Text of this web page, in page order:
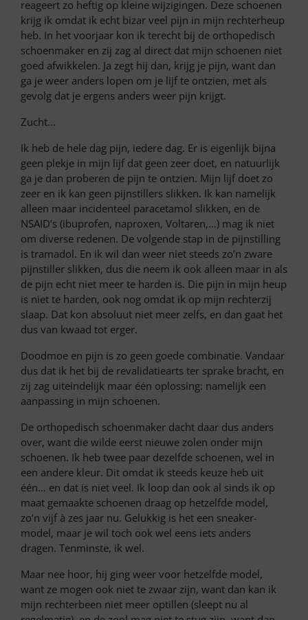
reageert zo heftig op kleine wijzigingen. Deze schoenen
krijg ik omdat ik echt bizar veel pijn in mijn rechterheup
heb. In het voorjaar kon ik terecht bij de orthopedisch
schoenmaker en zij zag al direct dat mijn schoenen niet
goed afwikkelen. Ja zegt hij dan, krijg je pijn, want dan
ga je weer anders lopen om je lijf te ontzien, met als
gevolg dat je ergens anders weer pijn krijgt.
Zucht…
Ik heb de hele dag pijn, iedere dag. Er is eigenlijk bijna
geen plekje in mijn lijf dat geen zeer doet, en natuurlijk
ga je dan proberen de pijn te ontzien. Mijn lijf doet zo
zeer en ik kan geen pijnstillers slikken. Ik kan namelijk
alleen maar incidenteel paracetamol slikken, en de
NSAID’s (ibuprofen, naproxen, Voltaren,…) mag ik niet
om diverse redenen. De volgende stap in de pijnstilling
is tramadol. En ik wil dan weer niet steeds zo’n zware
pijnstiller slikken, dus die neem ik ook alleen maar in als
de pijn echt niet meer te harden is. Die pijn in mijn heup
is niet te harden, ook nog omdat ik op mijn rechterzij
slaap. Dat kon absoluut niet meer zelfs, en dan gaat het
dus van kwaad tot erger.
Doodmoe en pijn is zo geen goede combinatie. Vandaar
dus dat ik het bij de revalidatiearts ter sprake bracht, en
zij zag uiteindelijk maar één oplossing: namelijk een
aanpassing in mijn schoenen.
De orthopedisch schoenmaker dacht daar dus anders
over, want die wilde eerst nieuwe zolen onder mijn
schoenen. Ik heb twee paar dezelfde schoenen, wel in
een andere kleur. Dit omdat ik steeds keuze heb uit
één… en dat is niet veel. Ik loop dan ook al sinds ik op
maat gemaakte schoenen draag op hetzelfde model,
zo’n vijf à zes jaar nu. Gelukkig is het een sneaker-
model, maar je wil toch ook wel eens iets anders
dragen. Tenminste, ik wel.
Maar nee hoor, hij ging weer voor hetzelfde model,
want ze mogen ook niet te zwaar zijn, want dan kan ik
mijn rechterbeen niet meer optillen (sleept nu al